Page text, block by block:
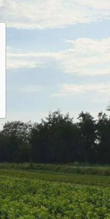
Pilze und Krankheiten